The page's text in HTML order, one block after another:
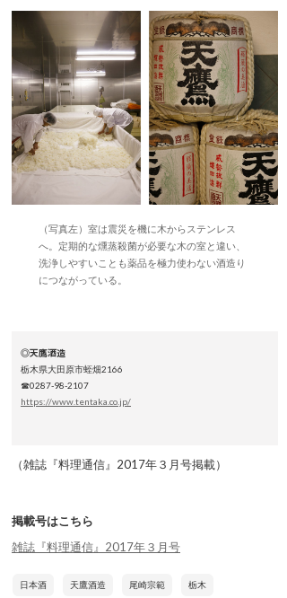
（写真左）室は震災を機に木からステンレス
へ。定期的な燻蒸殺菌が必要な木の室と違い、
洗浄しやすいことも薬品を極力使わない酒造り
につながっている。
◎天鷹酒造
栃木県大田原市蛭畑2166
☎0287-98-2107
https://www.tentaka.co.jp/
（雑誌『料理通信』2017年３月号掲載）
掲載号はこちら
雑誌『料理通信』2017年３月号
日本酒 天鷹酒造 尾崎宗範 栃木